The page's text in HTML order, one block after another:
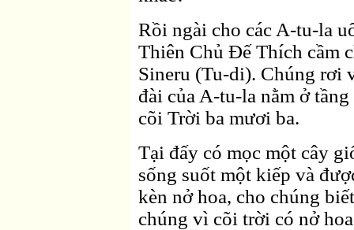
Rồi ngài cho các A-tu-la
Thiên Chủ Ðế Thích cầm
Sineru (Tu-di). Chúng rơi
đài của A-tu-la nằm ở
cõi Trời ba mươi ba.
Tại đấy có mọc một cây
sống suốt một kiếp và
kèn nở hoa, cho chúng
chúng vì cõi trời có nở